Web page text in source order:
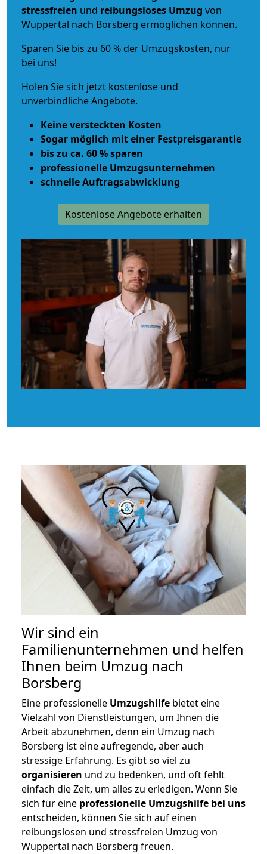
stressfreien und reibungsloses Umzug von
Wuppertal nach Borsberg ermöglichen können.
Sparen Sie bis zu 60 % der Umzugskosten, nur
bei uns!
Holen Sie sich jetzt kostenlose und
unverbindliche Angebote.
Keine versteckten Kosten
Sogar möglich mit einer Festpreisgarantie
bis zu ca. 60 % sparen
professionelle Umzugsunternehmen
schnelle Auftragsabwicklung
Kostenlose Angebote erhalten
Wir sind ein
Familienunternehmen und helfen
Ihnen beim Umzug nach
Borsberg
Eine professionelle Umzugshilfe bietet eine
Vielzahl von Dienstleistungen, um Ihnen die
Arbeit abzunehmen, denn ein Umzug nach
Borsberg ist eine aufregende, aber auch
stressige Erfahrung. Es gibt so viel zu
organisieren und zu bedenken, und oft fehlt
einfach die Zeit, um alles zu erledigen. Wenn Sie
sich für eine professionelle Umzugshilfe bei uns
entscheiden, können Sie sich auf einen
reibungslosen und stressfreien Umzug von
Wuppertal nach Borsberg freuen.